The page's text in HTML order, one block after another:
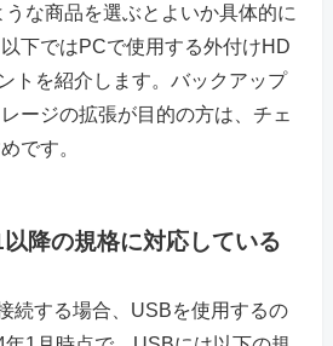
な商品を選ぶとよいか具体的に
下ではPCで使用する外付けHD
トを紹介します。バックアップ
ージの拡張が目的の方は、チェ
です。
降の規格に対応している
続する場合、USBを使用するの